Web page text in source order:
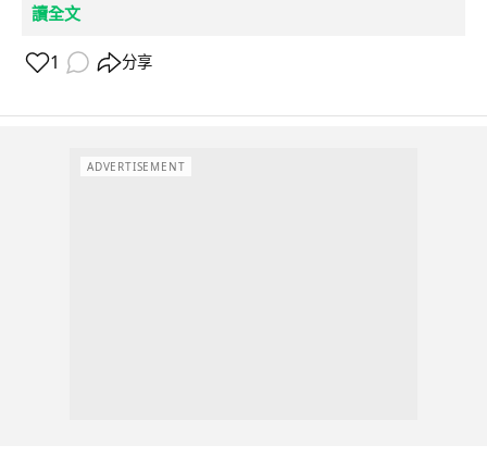
讀全文
1 分享
ADVERTISEMENT